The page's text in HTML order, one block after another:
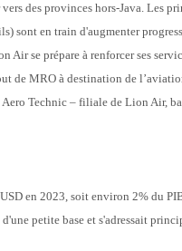
des provinces hors-Java. Les
sont en train d'augmenter
se prépare à renforcer ses
de MRO à destination de
Technic – filiale de Lion Air,
en 2023, soit environ 2% du
petite base et s'adressait